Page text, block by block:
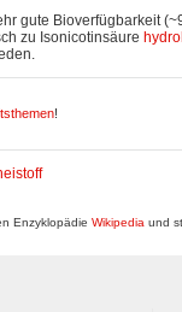
gute Bioverfügbarkeit
zu Isonicotinsäure
!
Enzyklopädie Wikipedia und